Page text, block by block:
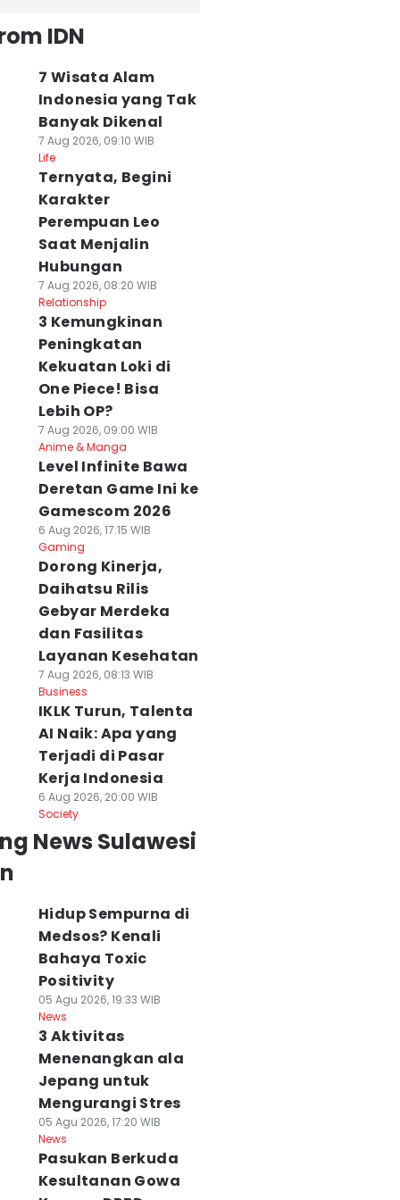
IDN
7 Wisata Alam
Indonesia yang Tak
Banyak Dikenal
7 Aug 2026, 09:10 WIB
Life
Ternyata, Begini
Karakter
Perempuan Leo
Saat Menjalin
Hubungan
7 Aug 2026, 08:20 WIB
Relationship
3 Kemungkinan
Peningkatan
Kekuatan Loki di
One Piece! Bisa
Lebih OP?
7 Aug 2026, 09:00 WIB
Anime & Manga
Level Infinite Bawa
Deretan Game Ini ke
Gamescom 2026
6 Aug 2026, 17:15 WIB
Gaming
Dorong Kinerja,
Daihatsu Rilis
Gebyar Merdeka
dan Fasilitas
Layanan Kesehatan
7 Aug 2026, 08:13 WIB
Business
IKLK Turun, Talenta
AI Naik: Apa yang
Terjadi di Pasar
Kerja Indonesia
6 Aug 2026, 20:00 WIB
Society
News Sulawesi
Hidup Sempurna di
Medsos? Kenali
Bahaya Toxic
Positivity
05 Agu 2026, 19:33 WIB
News
3 Aktivitas
Menenangkan ala
Jepang untuk
Mengurangi Stres
05 Agu 2026, 17:20 WIB
News
Pasukan Berkuda
Kesultanan Gowa